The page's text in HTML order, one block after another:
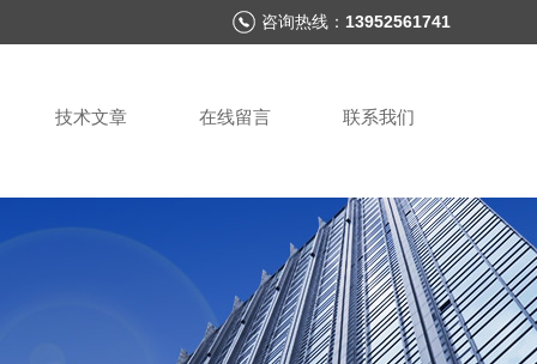
咨询热线： 13952561741
技术文章 在线留言 联系我们